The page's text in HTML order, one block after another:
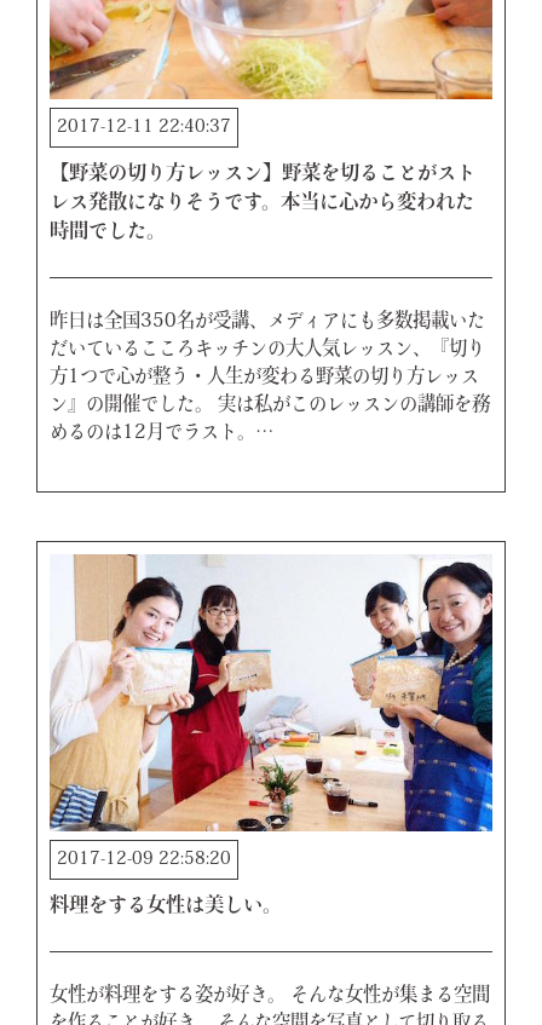
2017-12-11 22:40:37
【野菜の切り方レッスン】野菜を切ることがスト
レス発散になりそうです。本当に心から変われた
時間でした。
昨日は全国350名が受講、メディアにも多数掲載いた
だいているこころキッチンの大人気レッスン、『切り
方1つで心が整う・人生が変わる野菜の切り方レッス
ン』の開催でした。 実は私がこのレッスンの講師を務
めるのは12月でラスト。…
2017-12-09 22:58:20
料理をする女性は美しい。
女性が料理をする姿が好き。 そんな女性が集まる空間